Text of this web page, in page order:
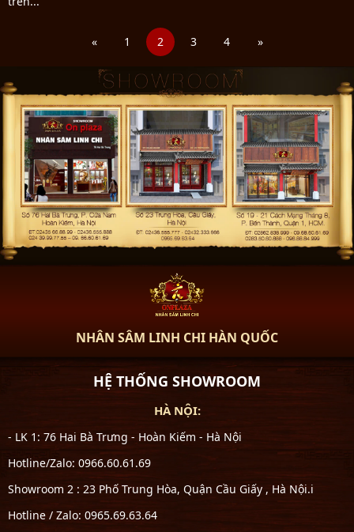
« 1 2 3 4 »
NHÂN SÂM LINH CHI HÀN QUỐC
HỆ THỐNG SHOWROOM
HÀ NỘI:
- LK 1: 76 Hai Bà Trưng - Hoàn Kiếm - Hà Nội
Hotline/Zalo: 0966.60.61.69
Showroom 2 : 23 Phố Trung Hòa, Quận Cầu Giấy , Hà Nội.i
Hotline / Zalo: 0965.69.63.64